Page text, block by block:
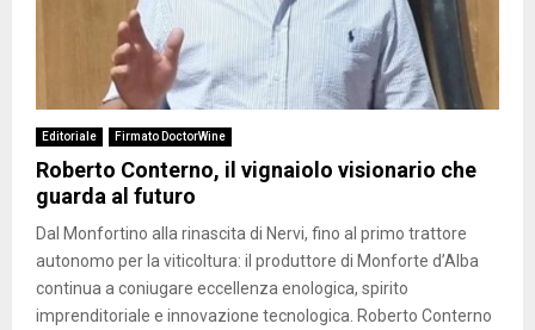
Editoriale Firmato DoctorWine
Roberto Conterno, il vignaiolo visionario che
guarda al futuro
Dal Monfortino alla rinascita di Nervi, fino al primo trattore
autonomo per la viticoltura: il produttore di Monforte d’Alba
continua a coniugare eccellenza enologica, spirito
imprenditoriale e innovazione tecnologica. Roberto Conterno